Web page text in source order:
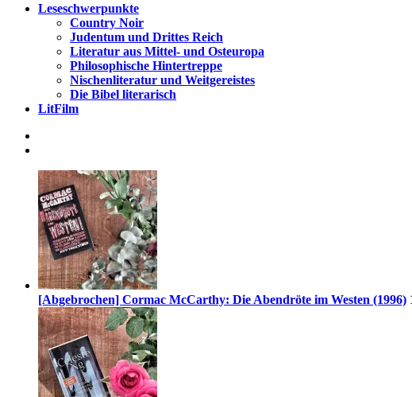
Leseschwerpunkte
Country Noir
Judentum und Drittes Reich
Literatur aus Mittel- und Osteuropa
Philosophische Hintertreppe
Nischenliteratur und Weitgereistes
Die Bibel literarisch
LitFilm
[Abgebrochen] Cormac McCarthy: Die Abendröte im Westen (1996)